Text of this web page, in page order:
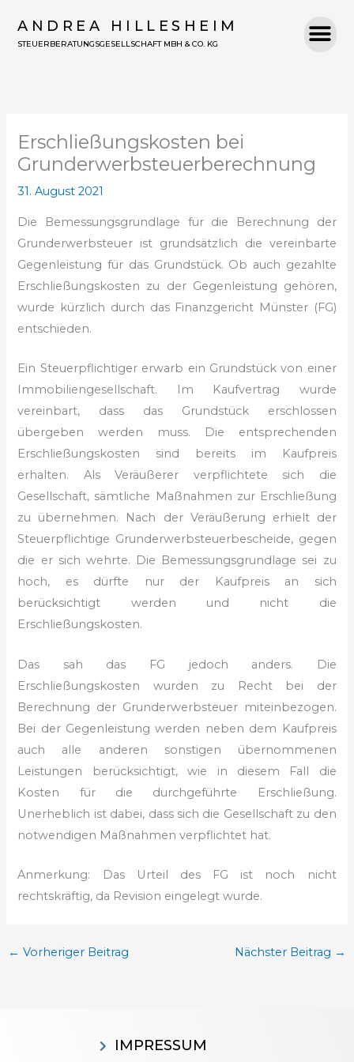
InhaltANDREA HILLESHEIM
STEUERBERATUNGSGESELLSCHAFT MBH & CO. KG
Erschließungskosten bei
Grunderwerbsteuerberechnung
31. August 2021
Die Bemessungsgrundlage für die Berechnung der
Grunderwerbsteuer ist grundsätzlich die vereinbarte
Gegenleistung für das Grundstück. Ob auch gezahlte
Erschließungskosten zu der Gegenleistung gehören,
wurde kürzlich durch das Finanzgericht Münster (FG)
entschieden.
Ein Steuerpflichtiger erwarb ein Grundstück von einer
Immobiliengesellschaft. Im Kaufvertrag wurde
vereinbart, dass das Grundstück erschlossen
übergeben werden muss. Die entsprechenden
Erschließungskosten sind bereits im Kaufpreis
erhalten. Als Veräußerer verpflichtete sich die
Gesellschaft, sämtliche Maßnahmen zur Erschließung
zu übernehmen. Nach der Veräußerung erhielt der
Steuerpflichtige Grunderwerbsteuerbescheide, gegen
die er sich wehrte. Die Bemessungsgrundlage sei zu
hoch, es dürfte nur der Kaufpreis an sich
berücksichtigt werden und nicht die
Erschließungskosten.
Das sah das FG jedoch anders. Die
Erschließungskosten wurden zu Recht bei der
Berechnung der Grunderwerbsteuer miteinbezogen.
Bei der Gegenleistung werden neben dem Kaufpreis
auch alle anderen sonstigen übernommenen
Leistungen berücksichtigt, wie in diesem Fall die
Kosten für die durchgeführte Erschließung.
Unerheblich ist dabei, dass sich die Gesellschaft zu den
notwendigen Maßnahmen verpflichtet hat.
Anmerkung: Das Urteil des FG ist noch nicht
rechtskräftig, da Revision eingelegt wurde.
← Vorheriger Beitrag Nächster Beitrag →
IMPRESSUM